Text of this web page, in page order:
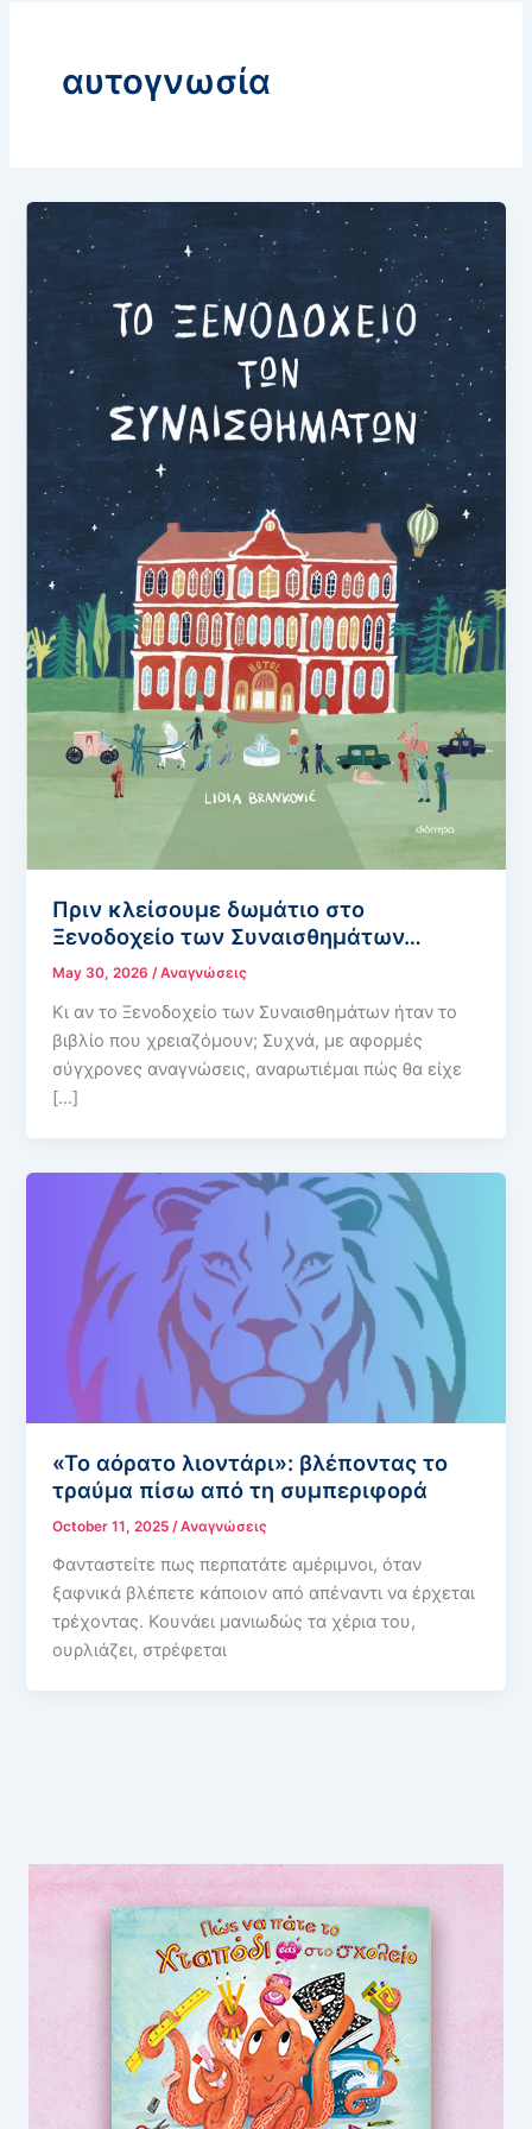
αυτογνωσία
Πριν κλείσουμε δωμάτιο στο
Ξενοδοχείο των Συναισθημάτων…
May 30, 2026/Αναγνώσεις
Κι αν το Ξενοδοχείο των Συναισθημάτων ήταν το
βιβλίο που χρειαζόμουν; Συχνά, με αφορμές
σύγχρονες αναγνώσεις, αναρωτιέμαι πώς θα είχε
[…]
«Το αόρατο λιοντάρι»: βλέποντας το
τραύμα πίσω από τη συμπεριφορά
October 11, 2025 /Αναγνώσεις
Φανταστείτε πως περπατάτε αμέριμνοι, όταν
ξαφνικά βλέπετε κάποιον από απέναντι να έρχεται
τρέχοντας. Κουνάει μανιωδώς τα χέρια του,
ουρλιάζει, στρέφεται